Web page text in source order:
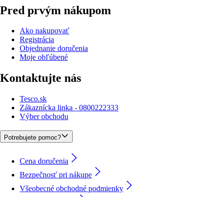
Pred prvým nákupom
Ako nakupovať
Registrácia
Objednanie doručenia
Moje obľúbené
Kontaktujte nás
Tesco.sk
Zákaznícka linka - 0800222333
Výber obchodu
Potrebujete pomoc?
Cena doručenia
Bezpečnosť pri nákupe
Všeobecné obchodné podmienky